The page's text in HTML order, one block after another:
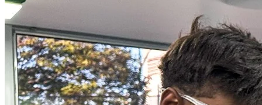
Grêmio